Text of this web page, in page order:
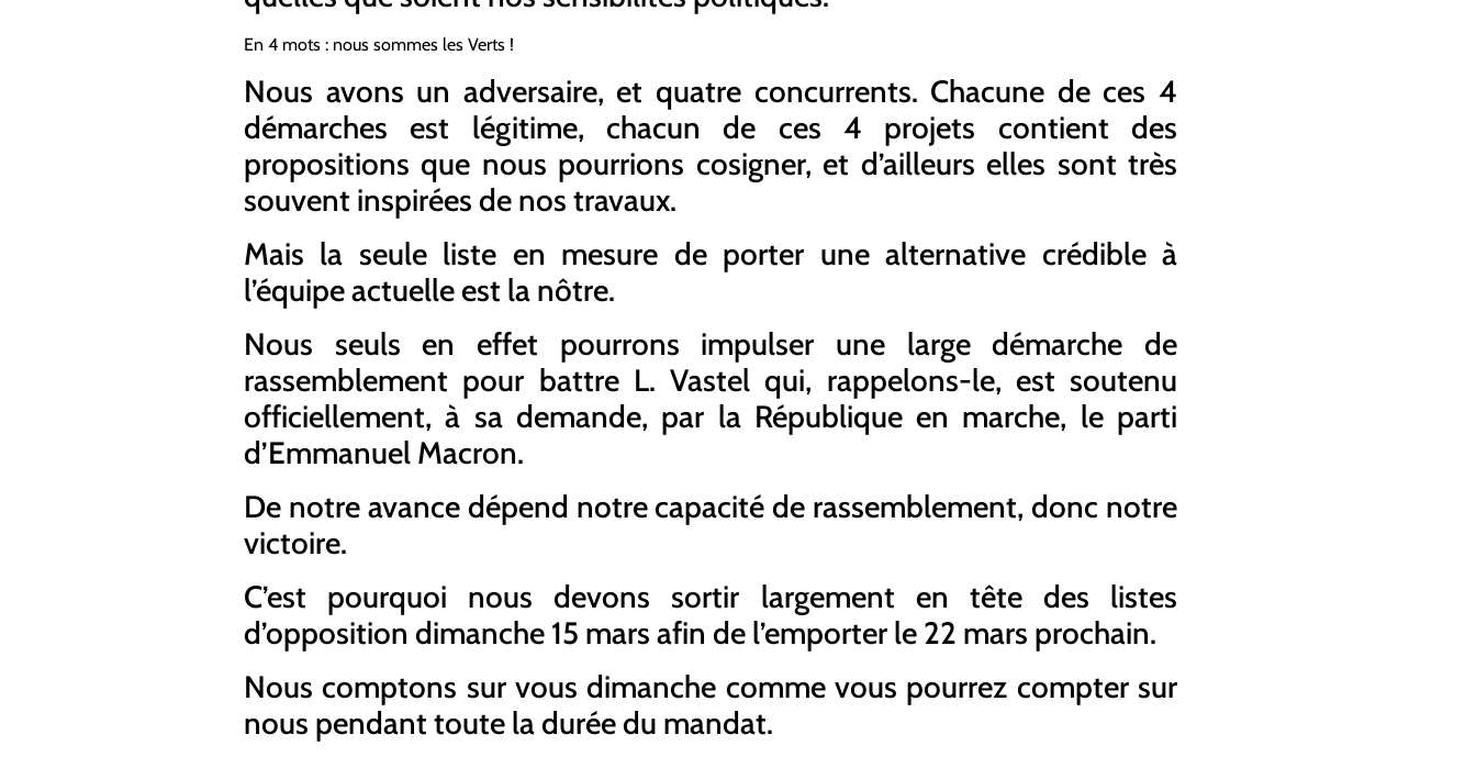
En 4 mots : nous sommes les Verts !
Nous avons un adversaire, et quatre concurrents. Chacune de ces 4
démarches est légitime, chacun de ces 4 projets contient des
propositions que nous pourrions cosigner, et d’ailleurs elles sont très
souvent inspirées de nos travaux.
Mais la seule liste en mesure de porter une alternative crédible à
l’équipe actuelle est la nôtre.
Nous seuls en effet pourrons impulser une large démarche de
rassemblement pour battre L. Vastel qui, rappelons-le, est soutenu
officiellement, à sa demande, par la République en marche, le parti
d’Emmanuel Macron.
De notre avance dépend notre capacité de rassemblement, donc notre
victoire.
C’est pourquoi nous devons sortir largement en tête des listes
d’opposition dimanche 15 mars afin de l’emporter le 22 mars prochain.
Nous comptons sur vous dimanche comme vous pourrez compter sur
nous pendant toute la durée du mandat.